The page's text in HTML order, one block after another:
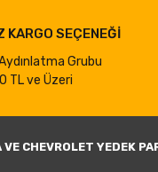
eksik bilgiler bulunuyor.
hatalar bulunuyor.
sitelerden daha pahalı.
KARGO SEÇENEĞİ
Grubu
TL ve Üzeri
VE CHEVROLET YEDEK